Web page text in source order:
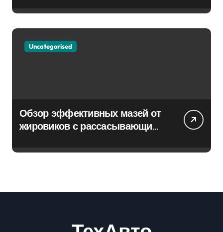
Uncategorised
Обзор эффективных мазей от
жировиков с рассасывающим